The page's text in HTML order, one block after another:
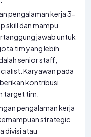
pengalaman kerja 3-
skill dan mampu
jawab untuk
tim yang lebih
senior staff,
Karyawan pada
kontribusi
target tim.
pengalaman kerja
strategic
divisi atau